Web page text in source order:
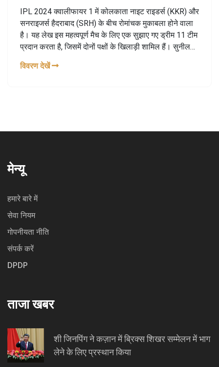
IPL 2024 क्वालीफायर 1 में कोलकाता नाइट राइडर्स (KKR) और
सनराइजर्स हैदराबाद (SRH) के बीच रोमांचक मुकाबला होने वाला
है। यह लेख इस महत्वपूर्ण मैच के लिए एक सुझाए गए ड्रीम 11 टीम
प्रदान करता है, जिसमें दोनों पक्षों के खिलाड़ी शामिल हैं। सुनील
रूप में सुझाया गया है।
विवरण देखें
मेन्यू
हमारे बारे में
सेवा नियम
गोपनीयता नीति
संपर्क करें
DPDP
ताजा खबर
शी जिनपिंग ने कज़ान में ब्रिक्स शिखर सम्मेलन में भाग
लेने के लिए प्रस्थान किया